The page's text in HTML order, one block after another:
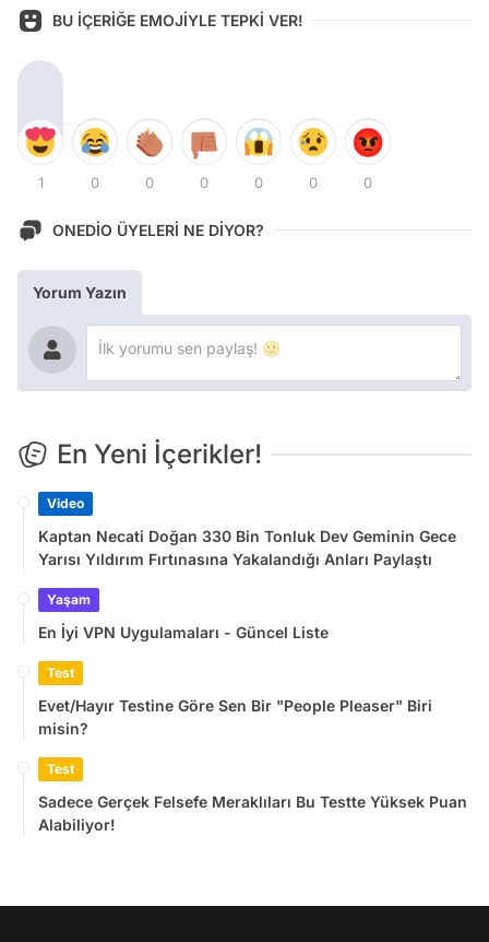
BU İÇERİĞE EMOJİYLE TEPKİ VER!
1 0 0 0 0 0 0
ONEDİO ÜYELERİ NE DİYOR?
Yorum Yazın
En Yeni İçerikler!
Video
Kaptan Necati Doğan 330 Bin Tonluk Dev Geminin Gece
Yarısı Yıldırım Fırtınasına Yakalandığı Anları Paylaştı
Yaşam
En İyi VPN Uygulamaları - Güncel Liste
Test
Evet/Hayır Testine Göre Sen Bir "People Pleaser" Biri
misin?
Test
Sadece Gerçek Felsefe Meraklıları Bu Testte Yüksek Puan
Alabiliyor!